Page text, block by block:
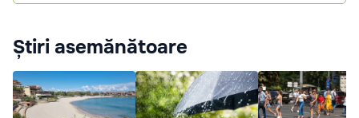
Știri asemănătoare